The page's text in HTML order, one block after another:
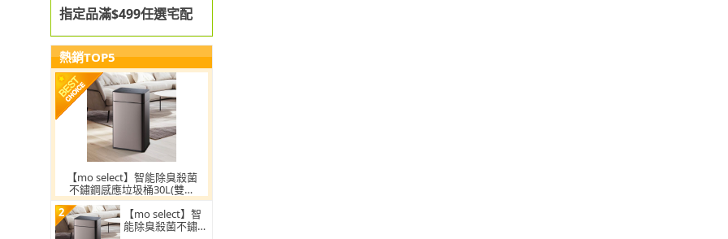
指定品滿$499任選宅配
熱銷TOP5
【mo select】智能除臭殺菌
不鏽鋼感應垃圾桶30L(雙開
蓋/大容量/附充電電池/mo選)
2
【mo select】智
能除臭殺菌不鏽鋼